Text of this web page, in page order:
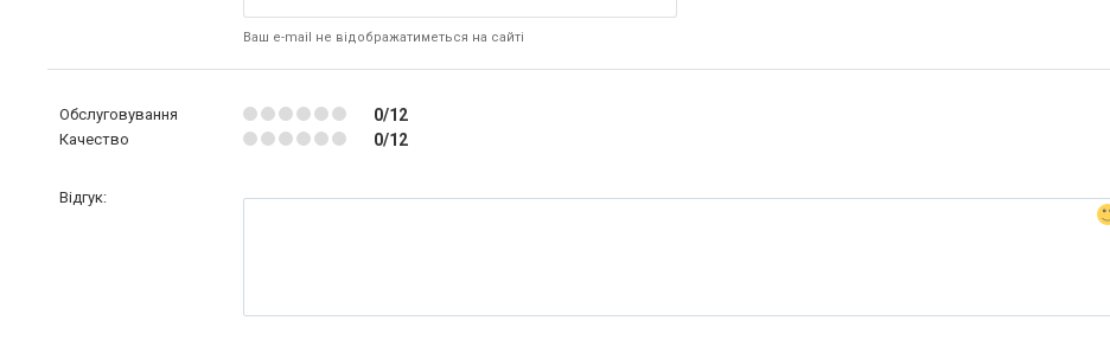
Ваш e-mail не відображатиметься на сайті
Обслуговування 0/12
Качество 0/12
Відгук: